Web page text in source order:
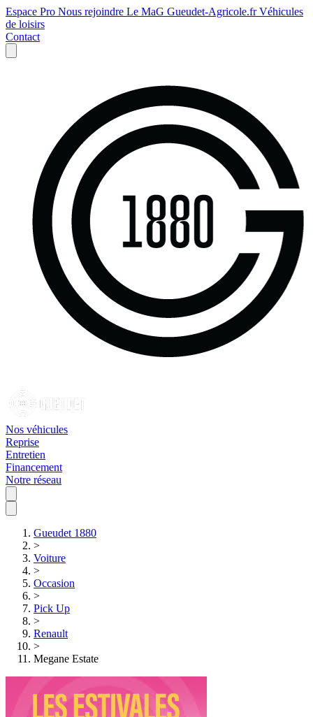
Espace Pro Nous rejoindre Le MaG Gueudet-Agricole.frVéhicules
de loisirs
Contact
Nos véhicules
Reprise
Entretien
Financement
Notre réseau
Gueudet 1880
>
Voiture
>
Occasion
>
Pick Up
>
Renault
>
Megane Estate